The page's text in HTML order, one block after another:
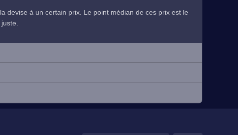
devise à un certain prix. Le point médian de ces prix est le